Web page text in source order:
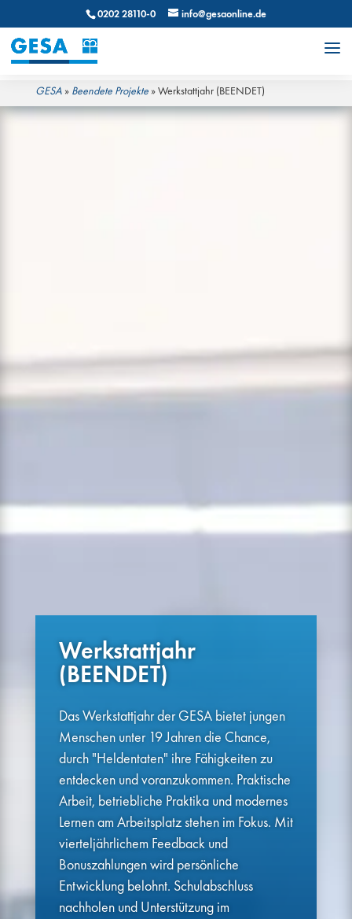
0202 28110-0 info@gesaonline.de
GESA» Beendete Projekte»Werkstattjahr (BEENDET)
Werkstattjahr
(BEENDET)
Das Werkstattjahr der GESA bietet jungen
Menschen unter 19 Jahren die Chance,
durch "Heldentaten" ihre Fähigkeiten zu
entdecken und voranzukommen. Praktische
Arbeit, betriebliche Praktika und modernes
Lernen am Arbeitsplatz stehen im Fokus. Mit
vierteljährlichem Feedback und
Bonuszahlungen wird persönliche
Entwicklung belohnt. Schulabschluss
nachholen und Unterstützung im